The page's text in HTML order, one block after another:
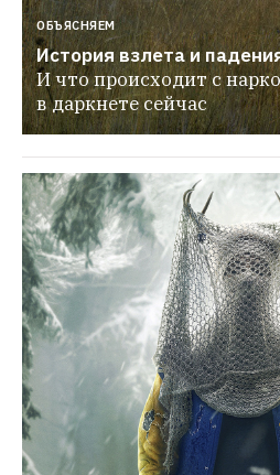
ОБЪЯСНЯЕМ
История взлета и
И что происходит с
в даркнете сейчас